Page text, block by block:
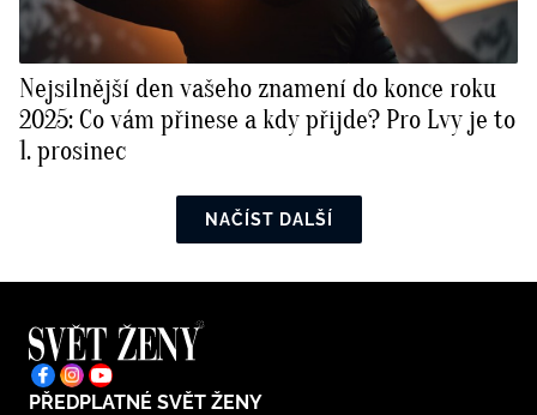
Nejsilnější den vašeho znamení do konce roku
2025: Co vám přinese a kdy přijde? Pro Lvy je to
1. prosinec
NAČÍST DALŠÍ
PŘEDPLATNÉ SVĚT ŽENY